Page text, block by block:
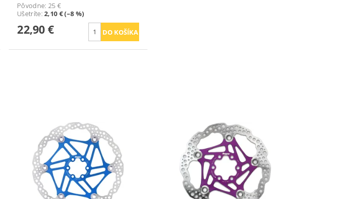
Pôvodne: 25 €
Ušetríte:2,10 € (–8 %)
22,90 €